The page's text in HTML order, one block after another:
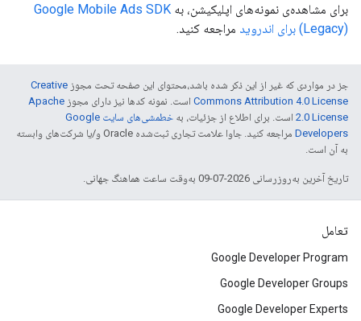
برای مشاهده‌ی نمونه‌های اپلیکیشن، به Google Mobile Ads SDK
(Legacy) برای اندروید مراجعه کنید.
جز در مواردی که غیر از این ذکر شده باشد،‌محتوای این صفحه تحت مجوز Creative
Commons Attribution 4.0 License است. نمونه کدها نیز دارای مجوز Apache
2.0 License است. برای اطلاع از جزئیات، به
خطمشی‌های سایت Google
Developers‏
مراجعه کنید. جاوا علامت تجاری ثبت‌شده Oracle و/یا شرکت‌های وابسته
به آن است.
تاریخ آخرین به‌روزرسانی 2026-07-09 به‌وقت ساعت هماهنگ جهانی.
تعامل
Google Developer Program
Google Developer Groups
Google Developer Experts